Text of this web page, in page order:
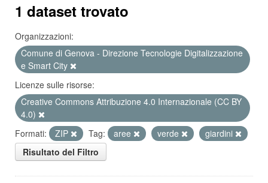
1 dataset trovato
Organizzazioni:
Comune di Genova - Direzione Tecnologie Digitalizzazione
e Smart City
Licenze sulle risorse:
Creative Commons Attribuzione 4.0 Internazionale (CC BY
4.0)
Formati:
ZIP Tag: aree verde
giardini
Risultato del Filtro